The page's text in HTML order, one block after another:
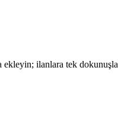
ekleyin; ilanlara tek dokunuşla